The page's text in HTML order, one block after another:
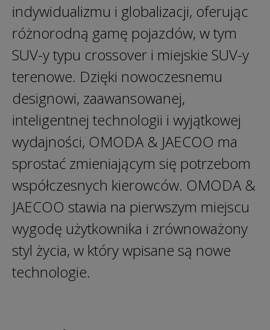
indywidualizmu i globalizacji, oferując
różnorodną gamę pojazdów, w tym
SUV-y typu crossover i miejskie SUV-y
terenowe. Dzięki nowoczesnemu
designowi, zaawansowanej,
inteligentnej technologii i wyjątkowej
wydajności, OMODA & JAECOO ma
sprostać zmieniającym się potrzebom
współczesnych kierowców. OMODA &
JAECOO stawia na pierwszym miejscu
wygodę użytkownika i zrównoważony
styl życia, w który wpisane są nowe
technologie.